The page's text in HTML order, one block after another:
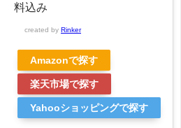
料込み
created by Rinker
Amazonで探す
楽天市場で探す
Yahooショッピングで探す